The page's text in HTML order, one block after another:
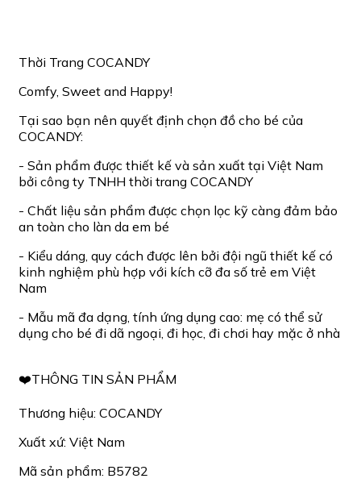
Thời Trang COCANDY
Comfy, Sweet and Happy!
Tại sao bạn nên quyết định chọn đồ cho bé của
COCANDY:
- Sản phẩm được thiết kế và sản xuất tại Việt Nam
bởi công ty TNHH thời trang COCANDY
- Chất liệu sản phẩm được chọn lọc kỹ càng đảm bảo
an toàn cho làn da em bé
- Kiểu dáng, quy cách được lên bởi đội ngũ thiết kế có
kinh nghiệm phù hợp với kích cỡ đa số trẻ em Việt
Nam
- Mẫu mã đa dạng, tính ứng dụng cao: mẹ có thể sử
dụng cho bé đi dã ngoại, đi học, đi chơi hay mặc ở nhà
❤️THÔNG TIN SẢN PHẨM
Thương hiệu: COCANDY
Xuất xứ: Việt Nam
Mã sản phẩm: B5782